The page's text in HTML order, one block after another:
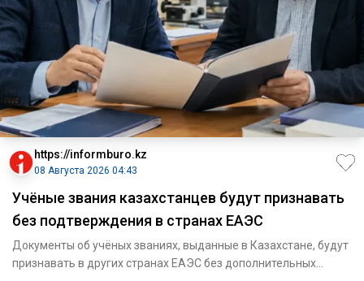
https://informburo.kz
08 Августа 2026 04:43
Учёные звания казахстанцев будут признавать
без подтверждения в странах ЕАЭС
Документы об учёных званиях, выданные в Казахстане, будут
признавать в других странах ЕАЭС без дополнительных